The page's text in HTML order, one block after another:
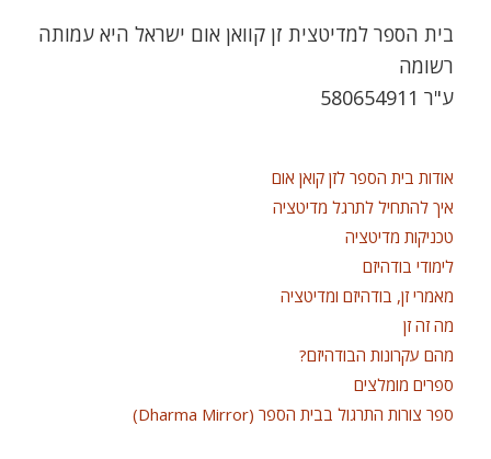
בית הספר למדיטצית זן קוואן אום ישראל היא עמותה
רשומה
ע"ר 580654911
אודות בית הספר לזן קואן אום
איך להתחיל לתרגל מדיטציה
טכניקות מדיטציה
לימודי בודהיזם
מאמרי זן, בודהיזם ומדיטציה
מה זה זן
מהם עקרונות הבודהיזם?
ספרים מומלצים
ספר צורות התרגול בבית הספר (Dharma Mirror)